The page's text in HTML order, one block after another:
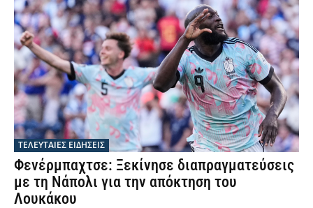
ΤΕΛΕΥΤΑΙΕΣ ΕΙΔΗΣΕΙΣ
Φενέρμπαχτσε: Ξεκίνησε διαπραγματεύσεις
με τη Νάπολι για την απόκτηση του
Λουκάκου